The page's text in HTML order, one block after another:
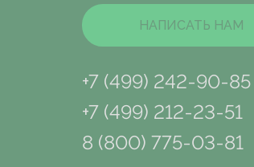
НАПИСАТЬ НАМ
+7 (499) 242-90-85
+7 (499) 212-23-51
8 (800) 775-03-81